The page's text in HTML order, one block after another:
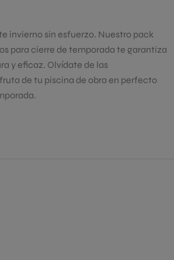
invierno sin esfuerzo. Nuestro pack
para cierre de temporada te garantiza
y eficaz. Olvídate de las
de tu piscina de obra en perfecto